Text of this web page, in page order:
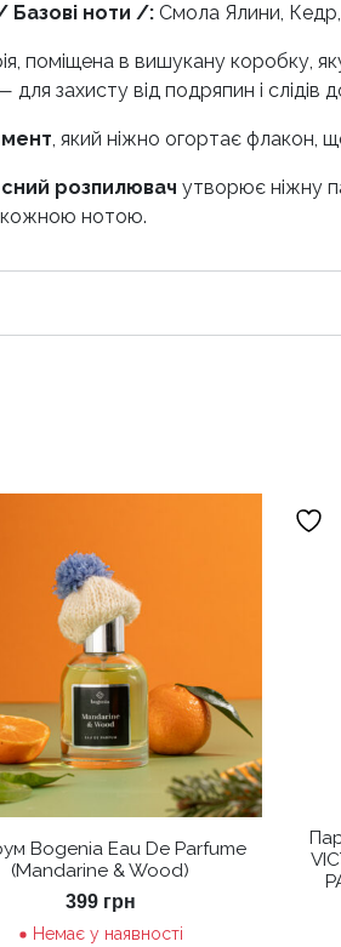
ноти /: Смола Ялини,
поміщена в вишукану коробку,
захисту від подряпин і слідів
, який ніжно огортає флакон,
розпилювач утворює ніжну
кожною нотою.
Bogenia Eau De Parfume
(Mandarine & Wood)
399 грн
Немає у наявності